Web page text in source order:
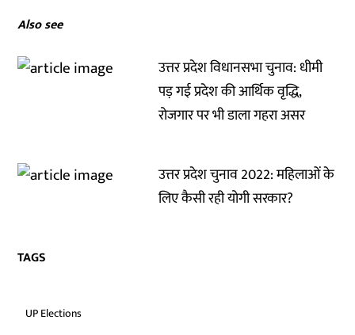
Also see
उत्तर प्रदेश विधानसभा चुनाव: धीमी
पड़ गई प्रदेश की आर्थिक वृद्धि,
रोजगार पर भी डाला गहरा असर
उत्तर प्रदेश चुनाव 2022: महिलाओं के
लिए कैसी रही योगी सरकार?
TAGS
UP Elections